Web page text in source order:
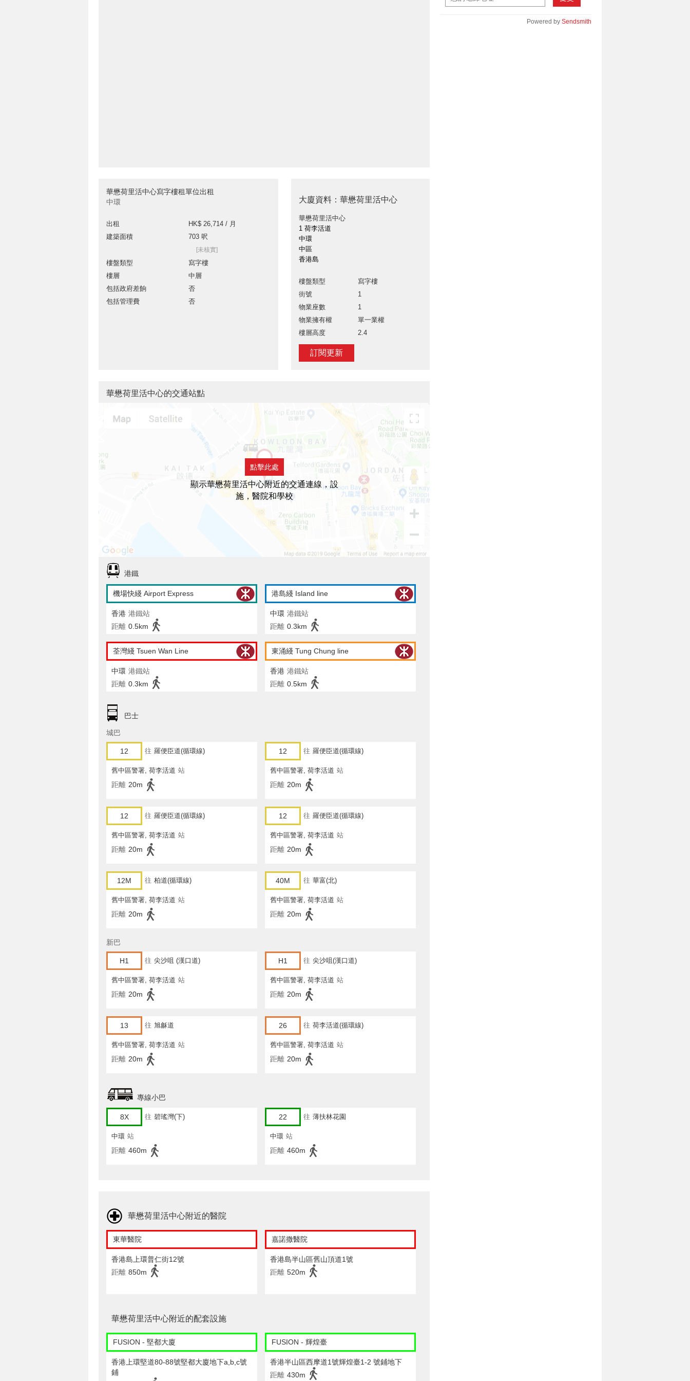
華懋荷里活中心寫字樓租單位出租
中環
出租
HK$ 26,714 / 月
建築面積
703 呎
[未核實]
樓盤類型
寫字樓
樓層
中層
包括政府差餉
否
包括管理費
否
大廈資料：華懋荷里活中心
華懋荷里活中心
1 荷李活道
中環
中區
香港島
樓盤類型
寫字樓
街號
1
物業座數
1
物業擁有權
單一業權
樓層高度
2.4
訂閱更新
Powered by Sendsmith
華懋荷里活中心的交通站點
點擊此處
顯示華懋荷里活中心附近的交通連線，設
施，醫院和學校
港鐵
機場快綫 Airport Express
香港 港鐵站
距離 0.5km
港島綫 Island line
中環 港鐵站
距離 0.3km
荃灣綫 Tsuen Wan Line
中環 港鐵站
距離 0.3km
東涌綫 Tung Chung line
香港 港鐵站
距離 0.5km
巴士
城巴
12 往 羅便臣道(循環線)
舊中區警署, 荷李活道 站
距離 20m
12 往 羅便臣道(循環線)
舊中區警署, 荷李活道 站
距離 20m
12 往 羅便臣道(循環線)
舊中區警署, 荷李活道 站
距離 20m
12 往 羅便臣道(循環線)
舊中區警署, 荷李活道 站
距離 20m
12M 往 柏道(循環線)
舊中區警署, 荷李活道 站
距離 20m
40M 往 華富(北)
舊中區警署, 荷李活道 站
距離 20m
新巴
H1 往 尖沙咀 (漢口道)
舊中區警署, 荷李活道 站
距離 20m
H1 往 尖沙咀(漢口道)
舊中區警署, 荷李活道 站
距離 20m
13 往 旭龢道
舊中區警署, 荷李活道 站
距離 20m
26 往 荷李活道(循環線)
舊中區警署, 荷李活道 站
距離 20m
專線小巴
8X 往 碧瑤灣(下)
中環 站
距離 460m
22 往 薄扶林花園
中環 站
距離 460m
華懋荷里活中心附近的醫院
東華醫院
香港島上環普仁街12號
距離 850m
嘉諾撒醫院
香港島半山區舊山頂道1號
距離 520m
華懋荷里活中心附近的配套設施
FUSION - 堅都大廈
香港上環堅道80-88號堅都大廈地下a,b,c號
鋪
FUSION - 輝煌臺
香港半山區西摩道1號輝煌臺1-2 號鋪地下
距離 430m